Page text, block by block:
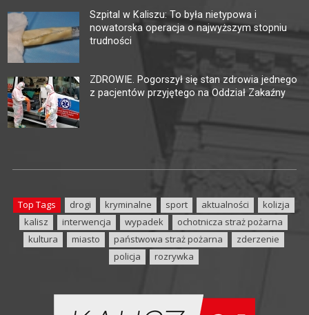
Szpital w Kaliszu: To była nietypowa i
nowatorska operacja o najwyższym stopniu
trudności
ZDROWIE. Pogorszył się stan zdrowia jednego
z pacjentów przyjętego na Oddział Zakaźny
Top Tags drogi kryminalne sport aktualności
kolizja
kalisz
interwencja wypadek
ochotnicza straż pożarna
kultura
miasto państwowa straż pożarna
zderzenie
policja
rozrywka